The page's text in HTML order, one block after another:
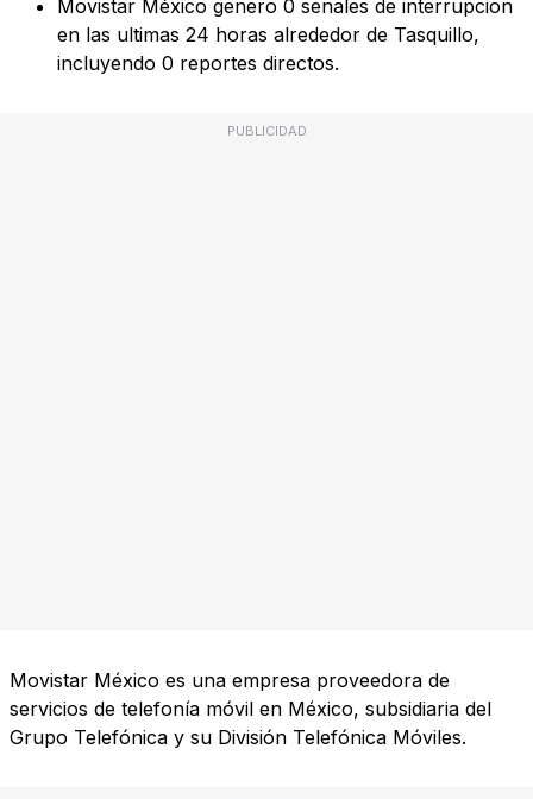
Movistar México genero 0 senales de interrupcion
en las ultimas 24 horas alrededor de Tasquillo,
incluyendo 0 reportes directos.
PUBLICIDAD
Movistar México es una empresa proveedora de
servicios de telefonía móvil en México, subsidiaria del
Grupo Telefónica y su División Telefónica Móviles.